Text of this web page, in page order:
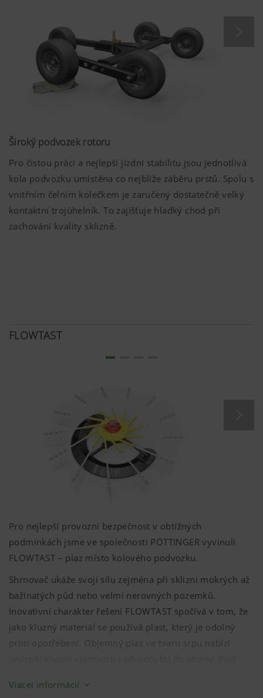
Široký podvozek rotoru
Pro čistou práci a nejlepší jízdní stabilitu jsou jednotlivá
kola podvozku umístěna co nejblíže záběru prstů. Spolu s
vnitřním čelním kolečkem je zaručený dostatečně velký
kontaktní trojúhelník. To zajišťuje hladký chod při
zachování kvality sklizně.
FLOWTAST
Pro nejlepší provozní bezpečnost v obtížných
podmínkách jsme ve společnosti PÖTTINGER vyvinuli
FLOWTAST – plaz místo kolového podvozku.
Shrnovač ukáže svoji sílu zejména při sklizni mokrých až
bažinatých půd nebo velmi nerovných pozemků.
Inovativní charakter řešení FLOWTAST spočívá v tom, že
jako kluzný materiál se používá plast, který je odolný
proti opotřebení. Objemný plaz ve tvaru srpu nabízí
Viacej informácií